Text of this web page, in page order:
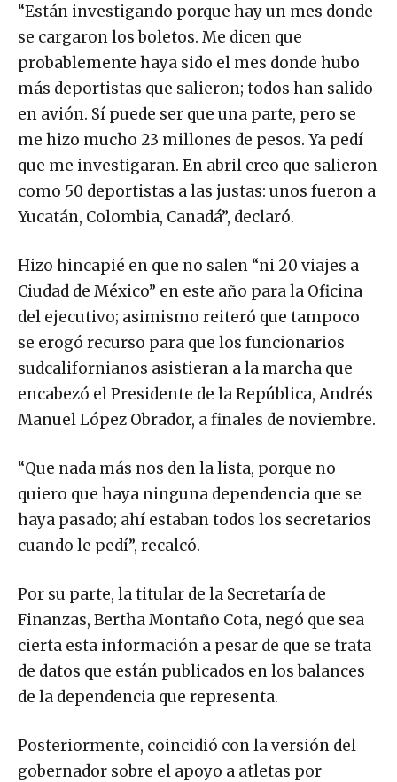
“Están investigando porque hay un mes donde
se cargaron los boletos. Me dicen que
probablemente haya sido el mes donde hubo
más deportistas que salieron; todos han salido
en avión. Sí puede ser que una parte, pero se
me hizo mucho 23 millones de pesos. Ya pedí
que me investigaran. En abril creo que salieron
como 50 deportistas a las justas: unos fueron a
Yucatán, Colombia, Canadá”, declaró.
Hizo hincapié en que no salen “ni 20 viajes a
Ciudad de México” en este año para la Oficina
del ejecutivo; asimismo reiteró que tampoco
se erogó recurso para que los funcionarios
sudcalifornianos asistieran a la marcha que
encabezó el Presidente de la República, Andrés
Manuel López Obrador, a finales de noviembre.
“Que nada más nos den la lista, porque no
quiero que haya ninguna dependencia que se
haya pasado; ahí estaban todos los secretarios
cuando le pedí”, recalcó.
Por su parte, la titular de la Secretaría de
Finanzas, Bertha Montaño Cota, negó que sea
cierta esta información a pesar de que se trata
de datos que están publicados en los balances
de la dependencia que representa.
Posteriormente, coincidió con la versión del
gobernador sobre el apoyo a atletas por